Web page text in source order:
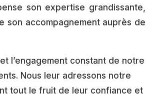
son expertise grandissante,
son accompagnement auprès de
l’engagement constant de notre
Nous leur adressons notre
tout le fruit de leur confiance et